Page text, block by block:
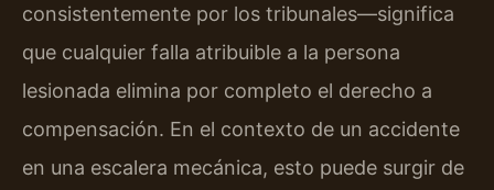
consistentemente por los tribunales—significa
que cualquier falla atribuible a la persona
lesionada elimina por completo el derecho a
compensación. En el contexto de un accidente
en una escalera mecánica, esto puede surgir de